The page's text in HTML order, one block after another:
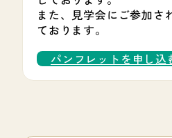
また、見学会にご参加さ
ております。
パンフレットを申し込